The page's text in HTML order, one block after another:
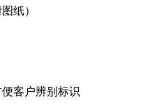
纸）
客户辨别标识